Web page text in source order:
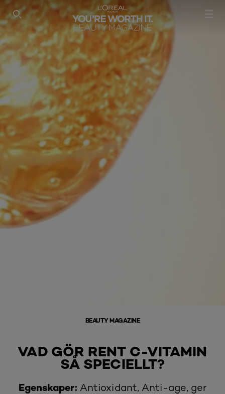
SEARCH THIS SITE
BEAUTY MAGAZINE
VAD GÖR RENT C-VITAMIN
SÅ SPECIELLT?
Egenskaper: Antioxidant, Anti-age, ger